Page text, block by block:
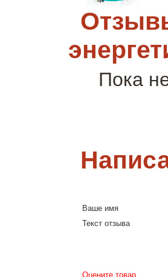
Пока
Ваше имя
Текст отзыва
Оцените товар